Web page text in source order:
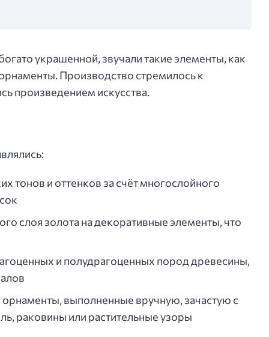
украшенной, звучали такие элементы, как
Производство стремилось к
произведением искусства.
тонов и оттенков за счёт многослойного
слоя золота на декоративные элементы, что
и полудрагоценных пород древесины,
выполненные вручную, зачастую с
раковины или растительные узоры